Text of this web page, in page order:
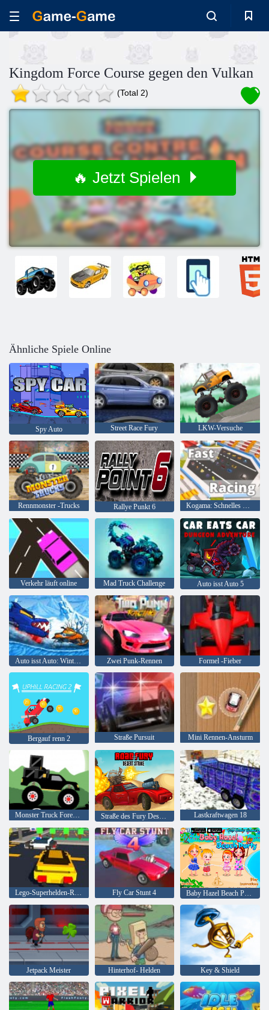
Kingdom Force Course gegen den Vulkan
(Total 2)
🔥 Jetzt Spielen
Ähnliche Spiele Online
Spy Auto Street Race Fury LKW-Versuche
Rennmonster -Trucks Rallye Punkt 6 Kogama: Schnelles Rennen
Verkehr läuft online Mad Truck Challenge Auto isst Auto 5
Auto isst Auto: Winterabenteuer Zwei Punk-Rennen Formel -Fieber
Bergauf renn 2 Straße Pursuit Mini Rennen-Ansturm
Monster Truck Forest-Lieferung Straße des Fury Desert Strike Lastkraftwagen 18
Lego-Superhelden-Rennen Fly Car Stunt 4 Baby Hazel Beach Party
Jetpack Meister Hinterhof- Helden Key & Shield